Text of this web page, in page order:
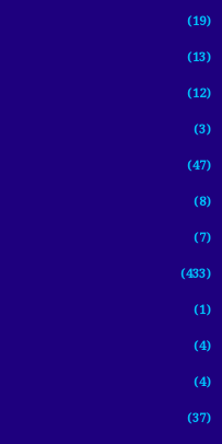
(19)
(13)
(12)
(3)
(47)
(8)
(7)
(433)
(1)
(4)
(4)
(37)